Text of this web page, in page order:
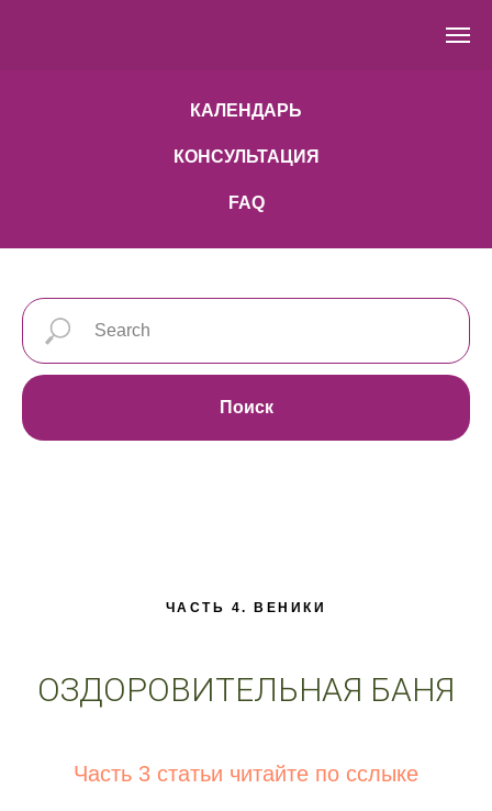
КАЛЕНДАРЬ
КОНСУЛЬТАЦИЯ
FAQ
Поиск
ЧАСТЬ 4. ВЕНИКИ
ОЗДОРОВИТЕЛЬНАЯ БАНЯ
Часть 3 статьи читайте по сслыке